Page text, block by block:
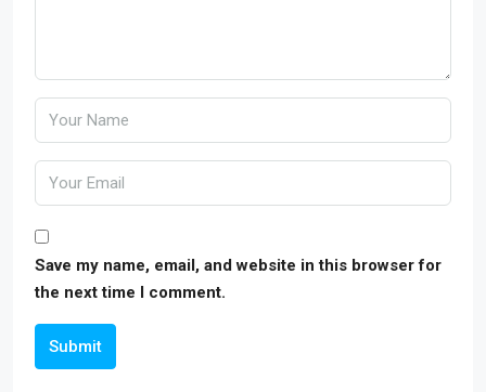
Save my name, email, and website in this browser for
the next time I comment.
Submit